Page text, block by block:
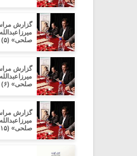
گزارش
صلحی» (۵)
گزارش
صلحی» (۶)
گزارش
صلحی» (۱۵)